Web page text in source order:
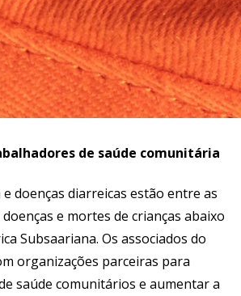
de saúde comunitária
doenças diarreicas estão entre as
e mortes de crianças abaixo
Subsaariana. Os associados do
organizações parceiras para
saúde comunitários e aumentar a